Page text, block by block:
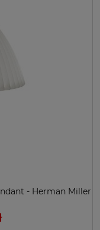
- Herman Miller